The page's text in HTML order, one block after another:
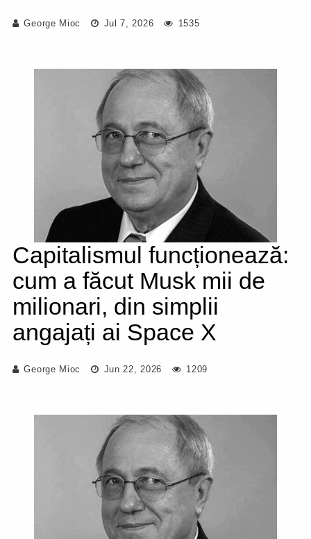
George Mioc Jul 7, 2026 1535
Capitalismul funcționează:
cum a făcut Musk mii de
milionari, din simplii
angajați ai Space X
George Mioc Jun 22, 2026 1209